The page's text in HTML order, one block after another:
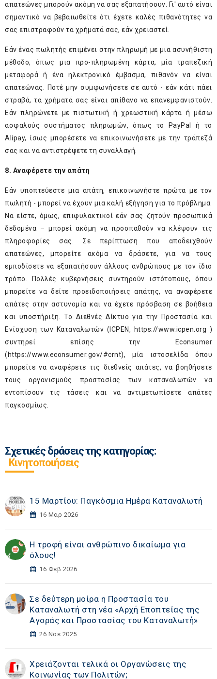
απατεώνες μπορούν ακόμη να σας εξαπατήσουν. Γι' αυτό είναι
σημαντικό να βεβαιωθείτε ότι έχετε καλές πιθανότητες να
σας επιστραφούν τα χρήματά σας, εάν χρειαστεί.
Εάν ένας πωλητής επιμένει στην πληρωμή με μια ασυνήθιστη
μέθοδο, όπως μια προ-πληρωμένη κάρτα, μία τραπεζική
μεταφορά ή ένα ηλεκτρονικό έμβασμα, πιθανόν να είναι
απατεώνας. Ποτέ μην συμφωνήσετε σε αυτό - εάν κάτι πάει
στραβά, τα χρήματά σας είναι απίθανο να επανεμφανιστούν.
Εάν πληρώνετε με πιστωτική ή χρεωστική κάρτα ή μέσω
ασφαλούς συστήματος πληρωμών, όπως το PayPal ή το
Alipay, ίσως μπορέσετε να επικοινωνήσετε με την τράπεζά
σας και να αντιστρέψετε τη συναλλαγή.
8. Αναφέρετε την απάτη
Εάν υποπτεύεστε μια απάτη, επικοινωνήστε πρώτα με τον
πωλητή - μπορεί να έχουν μια καλή εξήγηση για το πρόβλημα.
Να είστε, όμως, επιφυλακτικοί εάν σας ζητούν προσωπικά
δεδομένα – μπορεί ακόμη να προσπαθούν να κλέψουν τις
πληροφορίες σας. Σε περίπτωση που αποδειχθούν
απατεώνες, μπορείτε ακόμα να δράσετε, για να τους
εμποδίσετε να εξαπατήσουν άλλους ανθρώπους με τον ίδιο
τρόπο. Πολλές κυβερνήσεις συντηρούν ιστότοπους, όπου
μπορείτε να δείτε προειδοποιήσεις απάτης, να αναφέρετε
απάτες στην αστυνομία και να έχετε πρόσβαση σε βοήθεια
και υποστήριξη. Το Διεθνές Δίκτυο για την Προστασία και
Ενίσχυση των Καταναλωτών (ICPEN,
https://www.icpen.org )
συντηρεί επίσης την Econsumer
( https://www.econsumer.gov/#crnt), μία ιστοσελίδα όπου
μπορείτε να αναφέρετε τις διεθνείς απάτες, να βοηθήσετε
τους οργανισμούς προστασίας των καταναλωτών να
εντοπίσουν τις τάσεις και να αντιμετωπίσετε απάτες
παγκοσμίως.
Σχετικές δράσεις της κατηγορίας:
Κινητοποιήσεις
15 Μαρτίου: Παγκόσμια Ημέρα Καταναλωτή
16 Μαρ 2026
Η τροφή είναι ανθρώπινο δικαίωμα για
όλους!
16 Φεβ 2026
Σε δεύτερη μοίρα η Προστασία του
Καταναλωτή στη νέα «Αρχή Εποπτείας της
Αγοράς και Προστασίας του Καταναλωτή»
26 Νοε 2025
Χρειάζονται τελικά οι Οργανώσεις της
Κοινωνίας των Πολιτών;